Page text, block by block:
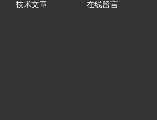
技术文章 在线留言